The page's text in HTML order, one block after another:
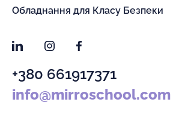
Обладнання для Класу Безпеки
LinkedInInstagramFacebook
+380 661917371
info@mirroschool.com